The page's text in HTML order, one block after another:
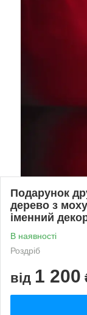
Подарунок
дерево з
іменний
В наявності
Роздріб
від 1 200